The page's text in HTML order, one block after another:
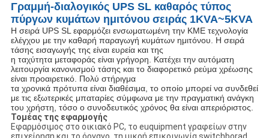
Γραμμή-διαλογικός UPS SL καθαρός τύπος
πύργων κυμάτων ημιτόνου σειράς 1KVA~5KVA
Η σειρά UPS SL εφαρμόζει ενσωματωμένη την ΚΜΕ τεχνολογία
ελέγχου με την καθαρή παραγωγή κυμάτων ημιτόνου. Η σειρά
τάσης εισαγωγής της είναι ευρεία και της
η ταχύτητα μεταφοράς είναι γρήγορη. Κατέχει την αυτόματη
λειτουργία κανονισμού τάσης και το διαφορετικό ρεύμα χρέωσης
είναι προαιρετικό. Πολύ στήριγμα
τα χρονικά πρότυπα είναι διαθέσιμα, το οποίο μπορεί να συνδεθεί
με τις εξωτερικές μπαταρίες σύμφωνα με την πραγματική ανάγκη
του χρήστη, τόσο ο συνοδευτικός χρόνος θα είναι απεριόριστος.
Τομέας της εφαρμογής
Εφαρμόσιμος στο οικιακό PC, το euquipment γραφείων στην